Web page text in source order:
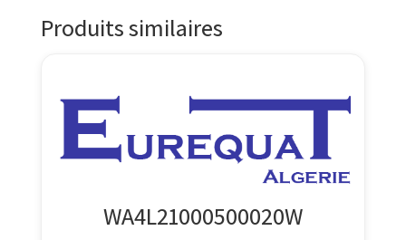
Produits similaires
WA4L21000500020W